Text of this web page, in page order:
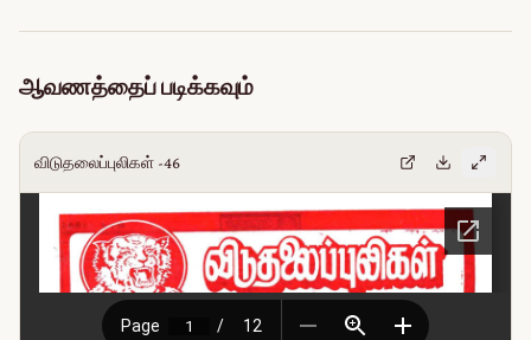
ஆவணத்தைப் படிக்கவும்
விடுதலைப்புலிகள் -46